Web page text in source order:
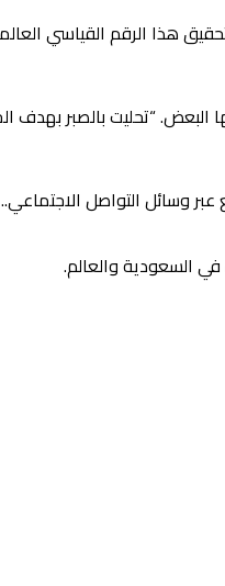
للإيفاء بمتطلبات تحقيق هذا
مربعا، وتكونت من 7 قطع قماشية قطنية
وسائل التواصل
السعودية والعالم.